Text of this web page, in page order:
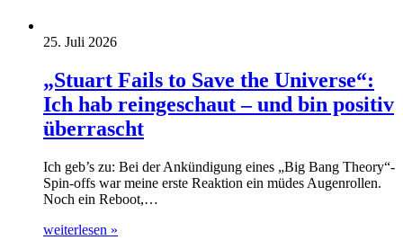
25. Juli 2026
„Stuart Fails to Save the Universe“:
Ich hab reingeschaut – und bin positiv
überrascht
Ich geb’s zu: Bei der Ankündigung eines „Big Bang Theory“-
Spin-offs war meine erste Reaktion ein müdes Augenrollen.
Noch ein Reboot,…
weiterlesen »